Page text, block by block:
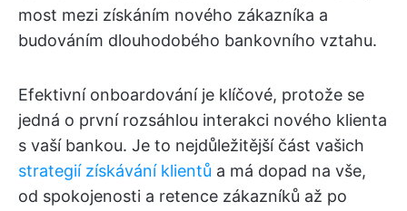
most mezi získáním nového zákazníka a
budováním dlouhodobého bankovního vztahu.
Efektivní onboardování je klíčové, protože se
jedná o první rozsáhlou interakci nového klienta
s vaší bankou. Je to nejdůležitější část vašich
strategií získávání klientů a má dopad na vše,
od spokojenosti a retence zákazníků až po